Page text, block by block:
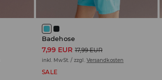
Badehose
7,99 EUR 17,99 EUR
inkl. MwSt. / zzgl. Versandkosten
SALE